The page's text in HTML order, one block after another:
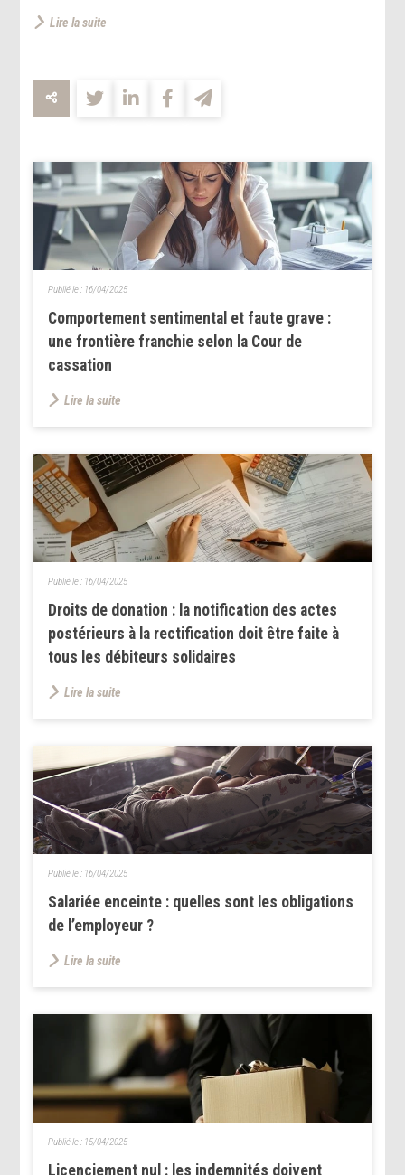
Lire la suite
Comportement sentimental et faute grave :
une frontière franchie selon la Cour de
cassation
Publié le : 16/04/2025
Lire la suite
Droits de donation : la notification des actes
postérieurs à la rectification doit être faite à
tous les débiteurs solidaires
Publié le : 16/04/2025
Lire la suite
Salariée enceinte : quelles sont les obligations
de l’employeur ?
Publié le : 16/04/2025
Lire la suite
Licenciement nul : les indemnités doivent
Publié le : 15/04/2025